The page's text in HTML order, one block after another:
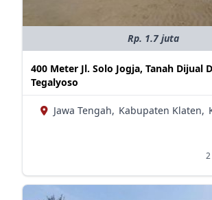
Rp. 1.7 juta
400 Meter Jl. Solo Jogja, Tanah Dijual
Tegalyoso
Jawa Tengah, Kabupaten Klaten,